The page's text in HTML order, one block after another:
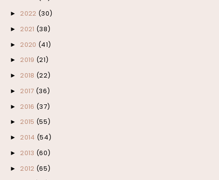
► 2022 (30)
► 2021 (38)
► 2020 (41)
► 2019 (21)
► 2018 (22)
► 2017 (36)
► 2016 (37)
► 2015 (55)
► 2014 (54)
► 2013 (60)
► 2012 (65)